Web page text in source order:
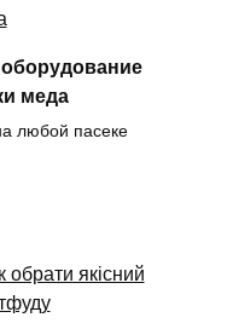
меда
любой пасеке